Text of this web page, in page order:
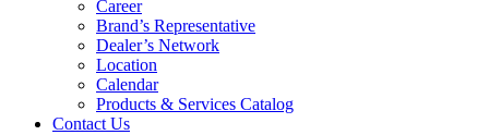
Career
Brand’s Representative
Dealer’s Network
Location
Calendar
Products & Services Catalog
Contact Us